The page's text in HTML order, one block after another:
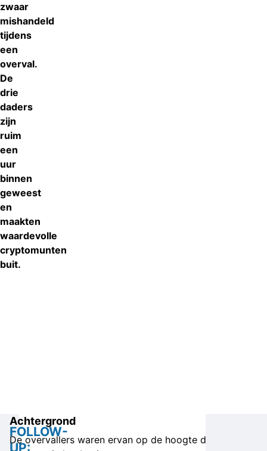
zwaar
mishandeld
tijdens
een
overval.
De
drie
daders
zijn
ruim
een
uur
binnen
geweest
en
maakten
waardevolle
cryptomunten
buit.
FOLLOW-
UP:
Achtergrond
De overvallers waren ervan op de hoogte dat de